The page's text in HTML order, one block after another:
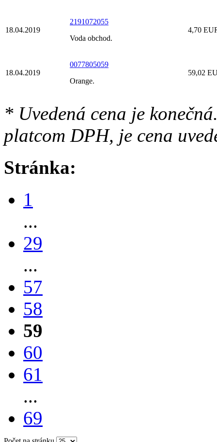
18.04.2019
2191072055
Voda obchod.
4,70
18.04.2019
0077805059
Orange.
59,02
* Uvedená cena je
platcom DPH, je cena
Stránka:
1
...
29
...
57
58
59
60
61
...
69